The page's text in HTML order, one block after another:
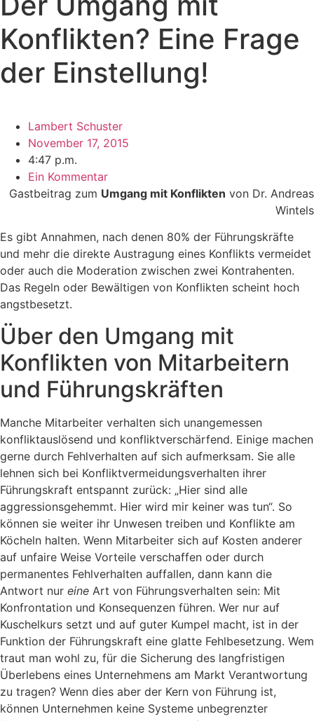
Konflikten? Eine Frage
der Einstellung!
Lambert Schuster
November 17, 2015
4:47 p.m.
Ein Kommentar
Gastbeitrag zum Umgang mit Konflikten von Dr. Andreas
Wintels
Es gibt Annahmen, nach denen 80% der Führungskräfte
und mehr die direkte Austragung eines Konflikts vermeidet
oder auch die Moderation zwischen zwei Kontrahenten.
Das Regeln oder Bewältigen von Konflikten scheint hoch
angstbesetzt.
Über den Umgang mit
Konflikten von Mitarbeitern
und Führungskräften
Manche Mitarbeiter verhalten sich unangemessen
konfliktauslösend und konfliktverschärfend. Einige machen
gerne durch Fehlverhalten auf sich aufmerksam. Sie alle
lehnen sich bei Konfliktvermeidungsverhalten ihrer
Führungskraft entspannt zurück: „Hier sind alle
aggressionsgehemmt. Hier wird mir keiner was tun“. So
können sie weiter ihr Unwesen treiben und Konflikte am
Köcheln halten. Wenn Mitarbeiter sich auf Kosten anderer
auf unfaire Weise Vorteile verschaffen oder durch
permanentes Fehlverhalten auffallen, dann kann die
Antwort nur eine Art von Führungsverhalten sein: Mit
Konfrontation und Konsequenzen führen. Wer nur auf
Kuschelkurs setzt und auf guter Kumpel macht, ist in der
Funktion der Führungskraft eine glatte Fehlbesetzung. Wem
traut man wohl zu, für die Sicherung des langfristigen
Überlebens eines Unternehmens am Markt Verantwortung
zu tragen? Wenn dies aber der Kern von Führung ist,
können Unternehmen keine Systeme unbegrenzter